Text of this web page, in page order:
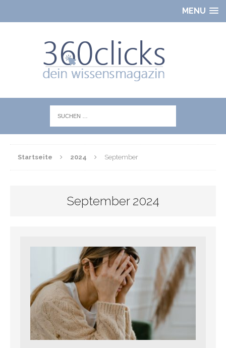
MENU
Startseite 2024 September
September 2024